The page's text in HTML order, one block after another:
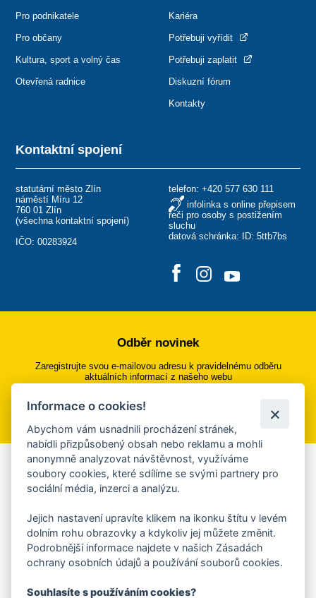
Kontaktní spojení
statutární město Zlín
náměstí Míru 12
760 01 Zlín
(všechna kontaktní spojení)
IČO: 00283924
telefon: +420 577 630 111
infolinka s online přepisem
řeči pro osoby s postižením
sluchu
datová schránka: ID: 5ttb7bs
Pro podnikatele
Pro občany
Kultura, sport a volný čas
Otevřená radnice
Kariéra
Potřebuji vyřídit
Potřebuji zaplatit
Diskuzní fórum
Kontakty
Odběr novinek
Zaregistrujte svou e-mailovou adresu k pravidelnému odběru
aktuálních informací z našeho webu
Přihlásit se k odběru
Aplikace Mobilní rozhlas
Chcete dostávat do svého mobilu či mailu upozornění na
ankety, pozvánky na kulturní a sportovní akce?
Více informací o aplikaci
Informace o cookies!
Abychom vám usnadnili procházení stránek,
nabídli přizpůsobený obsah nebo reklamu a mohli
anonymně analyzovat návštěvnost, využíváme
soubory cookies, které sdílíme se svými partnery pro
sociální média, inzerci a analýzu.
Jejich nastavení upravíte klikem na ikonku štítu v levém
dolním rohu obrazovky a kdykoliv jej můžete změnit.
Podrobnější informace najdete v našich Zásadách
ochrany osobních údajů a používání souborů cookies.
Souhlasíte s používáním cookies?